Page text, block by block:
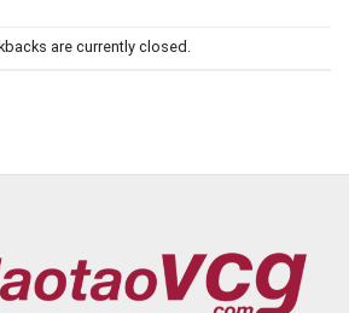
are currently closed.